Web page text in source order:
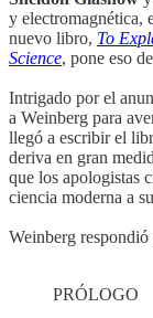
y electromagnética,
nuevo libro, To
Science, pone eso
Intrigado por el
a Weinberg para
llegó a escribir el
deriva en gran
que los apologistas
ciencia moderna a
Weinberg respondió
PRÓLOGO